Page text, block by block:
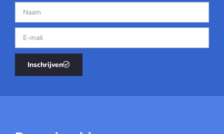
Inschrijven